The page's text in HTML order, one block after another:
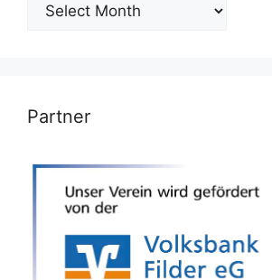
Partner